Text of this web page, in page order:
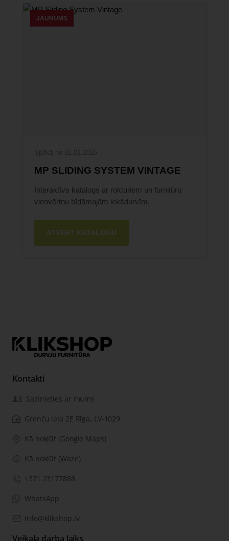
JAUNUMS
MP SLIDING SYSTEM VINTAGE
Interaktīvs katalogs ar rokturiem un furnitūru
vienvērtņu bīdāmajām iekšdurvīm.
ATVĒRT KATALOGU
Kontakti
Sazinieties ar mums
Grenču iela 2E Rīga, LV-1029
Kā nokļūt (Google Maps)
Kā nokļūt (Waze)
+371 23177888
WhatsApp
info@klikshop.lv
Veikala darba laiks